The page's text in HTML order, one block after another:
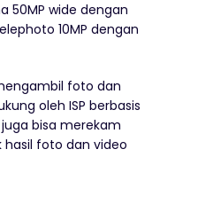
50MP wide dengan
10MP dengan
foto dan
oleh ISP berbasis
bisa merekam
hasil foto dan video